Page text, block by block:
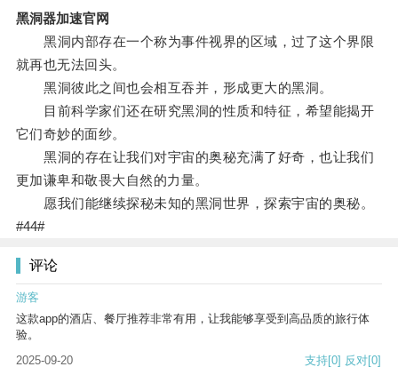
黑洞器加速官网
黑洞内部存在一个称为事件视界的区域，过了这个界限
就再也无法回头。
黑洞彼此之间也会相互吞并，形成更大的黑洞。
目前科学家们还在研究黑洞的性质和特征，希望能揭开
它们奇妙的面纱。
黑洞的存在让我们对宇宙的奥秘充满了好奇，也让我们
更加谦卑和敬畏大自然的力量。
愿我们能继续探秘未知的黑洞世界，探索宇宙的奥秘。
#44#
评论
游客
这款app的酒店、餐厅推荐非常有用，让我能够享受到高品质的旅行体
验。
2025-09-20
支持[0] 反对[0]